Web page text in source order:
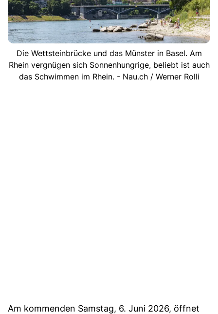
Die Wettsteinbrücke und das Münster in Basel. Am
Rhein vergnügen sich Sonnenhungrige, beliebt ist auch
das Schwimmen im Rhein. - Nau.ch / Werner Rolli
Am kommenden Samstag, 6. Juni 2026, öffnet